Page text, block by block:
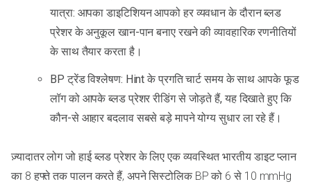
यात्रा: आपका डाइटिशियन आपको हर व्यवधान के दौरान ब्लड
प्रेशर के अनुकूल खान-पान बनाए रखने की व्यावहारिक रणनीतियों
के साथ तैयार करता है।
BP ट्रेंड विश्लेषण: Hint के प्रगति चार्ट समय के साथ आपके फूड
लॉग को आपके ब्लड प्रेशर रीडिंग से जोड़ते हैं, यह दिखाते हुए कि
कौन-से आहार बदलाव सबसे बड़े मापने योग्य सुधार ला रहे हैं।
ज़्यादातर लोग जो हाई ब्लड प्रेशर के लिए एक व्यवस्थित भारतीय डाइट प्लान
का 8 हफ्ते तक पालन करते हैं, अपने सिस्टोलिक BP को 6 से 10 mmHg